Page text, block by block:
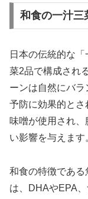
和食の一汁三
日本の伝統的な
菜2品で構成され
ーンは自然にバ
予防に効果的とさ
味噌が使用され
い影響を与えます
和食の特徴である
は、DHAやEPA